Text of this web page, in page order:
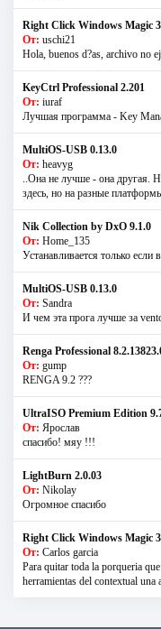
Right Click Windows Magic
От: uschi21
Hola, buenos d?as, archivo no
KeyCtrl Professional 2.201
От: iuraf
Лучшая программа - Key
MultiOS-USB 0.13.0
От: heavyg
..Она не лучше - она другая.
здесь, но на разные
Nik Collection by DxO 9.1.0
От: Home_135
Устанавливается только
MultiOS-USB 0.13.0
От: Sandra
И чем эта прога лучше за
Renga Professional
От: gump
RENGA 9.2 ???
UltraISO Premium Edition
От: Ярослав
спасибо! мяу !!!
LightBurn 2.0.03
От: Nikolay
Огромное спасибо
Right Click Windows Magic
От: Carlos garcia
Para quitar toda la porqueria
herramientas del contextual una